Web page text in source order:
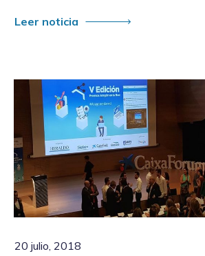
Leer noticia
20 julio, 2018